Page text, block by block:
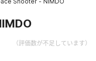
（評価数が不足しています）